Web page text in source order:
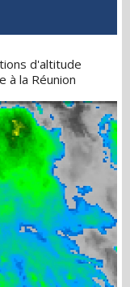
d'altitude
à la Réunion